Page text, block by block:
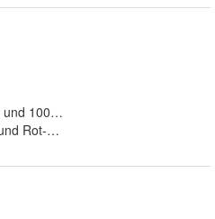
50mm, 80mm und 100mm
Braun-Weiss und Rot-Schwarz